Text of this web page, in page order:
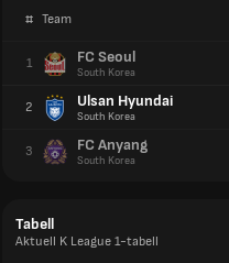
# Team
1 FC Seoul
South Korea
2 Ulsan Hyundai
South Korea
3 FC Anyang
South Korea
Tabell
Aktuell K League 1-tabell